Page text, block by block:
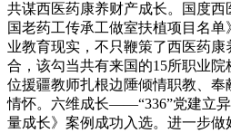
共谋西医药康养财产成长。国度西
国老药工传承工做室扶植项目名
业教育现实，不只鞭策了西医药
合，该勾当共有来国的15所职业
位援疆教师扎根边陲倾情职教、
情怀。六维成长——“336”党建立
量成长》案例成功入选。进一步